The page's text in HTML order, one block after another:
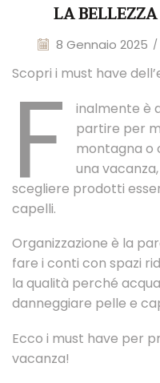
LA
8 Gennaio 2025 /
Scopri i must have
F
inalmente è
partire per
montagna o
una
scegliere prodotti
capelli.
Organizzazione è la
fare i conti con spazi
la qualità perché
danneggiare pelle e
Ecco i must have per
vacanza!